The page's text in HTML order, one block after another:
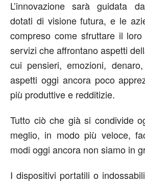
L’innovazione sarà guidata
dotati di visione futura, e le
compreso come sfruttare il
servizi che affrontano aspetti
cui pensieri, emozioni,
aspetti oggi ancora poco
più produttive e redditizie.
Tutto ciò che già si condivide
meglio, in modo più veloce,
modi oggi ancora non siamo in
I dispositivi portatili o